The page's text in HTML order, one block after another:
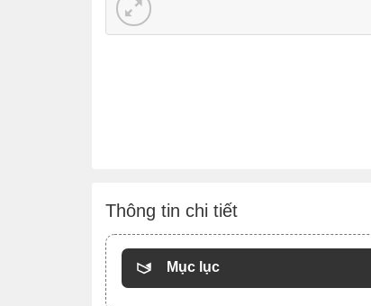
Thông tin chi tiết
Mục lục